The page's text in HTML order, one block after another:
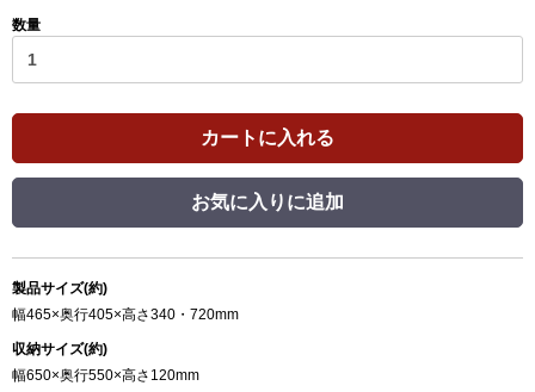
数量
カートに入れる
お気に入りに追加
製品サイズ(約)
幅465×奥行405×高さ340・720mm
収納サイズ(約)
幅650×奥行550×高さ120mm